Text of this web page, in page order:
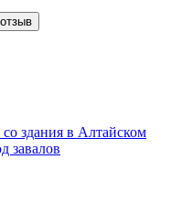
здания в Алтайском
завалов